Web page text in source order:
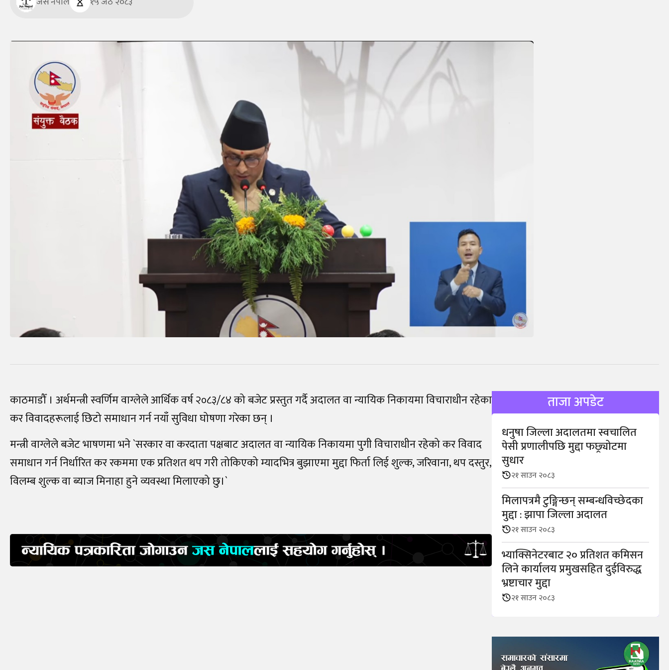
काठमाडौँ । अर्थमन्त्री स्वर्णिम वाग्लेले आर्थिक वर्ष २०८३/८४ को बजेट प्रस्तुत गर्दै अदालत वा न्यायिक निकायमा विचाराधीन रहेका
कर विवादहरूलाई छिटो समाधान गर्न नयाँ सुविधा घोषणा गरेका छन् ।
मन्त्री वाग्लेले बजेट भाषणमा भने `सरकार वा करदाता पक्षबाट अदालत वा न्यायिक निकायमा पुगी विचाराधीन रहेको कर विवाद
समाधान गर्न निर्धारित कर रकममा एक प्रतिशत थप गरी तोकिएको म्यादभित्र बुझाएमा मुद्दा फिर्ता लिई शुल्क, जरिवाना, थप दस्तुर,
विलम्ब शुल्क वा ब्याज मिनाहा हुने व्यवस्था मिलाएको छु।`
ताजा अपडेट
धनुषा जिल्ला अदालतमा स्वचालित
पेसी प्रणालीपछि मुद्दा फछ्र्योटमा
सुधार
२१ साउन २०८३
मिलापत्रमै टुङ्गिन्छन् सम्बन्धविच्छेदका
मुद्दा : झापा जिल्ला अदालत
२१ साउन २०८३
भ्याक्सिनेटरबाट २० प्रतिशत कमिसन
लिने कार्यालय प्रमुखसहित दुईविरुद्ध
भ्रष्टाचार मुद्दा
२१ साउन २०८३